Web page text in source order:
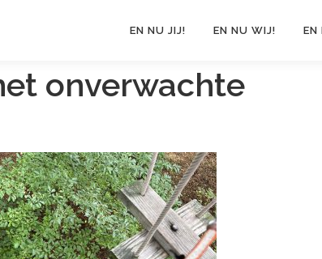
EN NU JIJ! EN NU WIJ! EN
onverwachte